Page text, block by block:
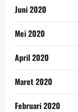
Juni 2020
Mei 2020
April 2020
Maret 2020
Februari 2020